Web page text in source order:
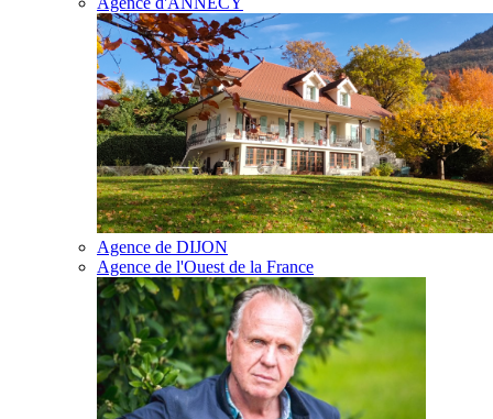
Agence de DIJON
Agence de l'Ouest de la France